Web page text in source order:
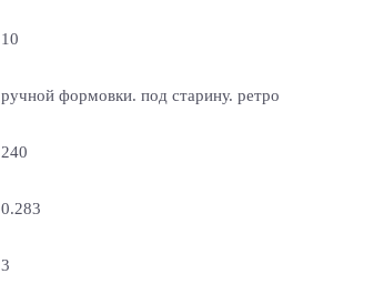
10
ручной формовки. под старину. ретро
240
0.283
3